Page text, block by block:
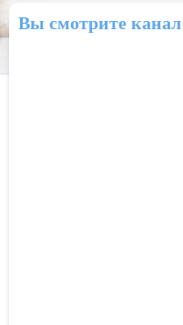
Вы смотрите канал